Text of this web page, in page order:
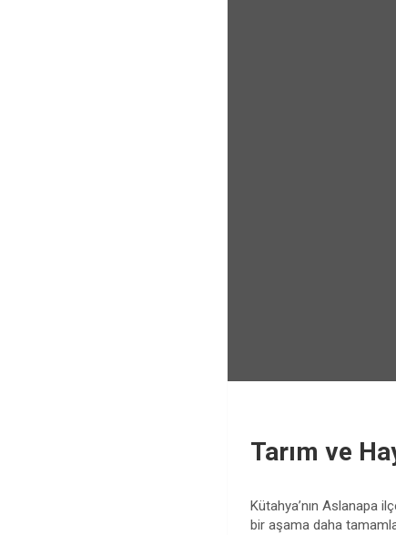
Tarım ve
Kütahya’nın Aslanapa
bir aşama daha